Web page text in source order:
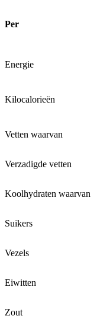
Per
Energie
Kilocalorieën
Vetten waarvan
Verzadigde vetten
Koolhydraten waarvan
Suikers
Vezels
Eiwitten
Zout